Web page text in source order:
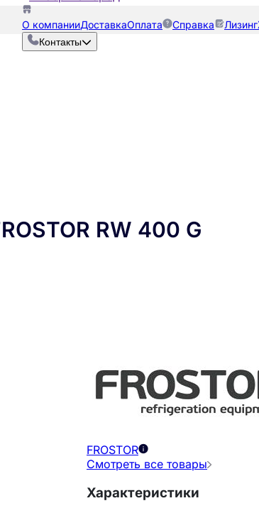
О компанииДоставкаОплата Справка Лизинг
Контакты
RW 400 G
FROSTOR
Смотреть все товары
Характеристики